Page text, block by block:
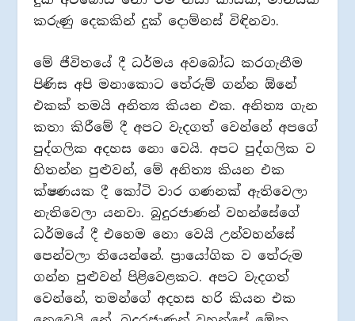
කරුණු දෙකකින් දුක් දොම්නස් විඳිනවා.
මේ ජීවිතයේ දී ධර්මය අවබෝධ කරගැනීම
පිණිස අපි මනාකොට තේරුම් ගන්න ඕනේ
එකක් තමයි අනිත්‍ය කියන එක. අනිත්‍ය ගැන
කතා කිරීමේ දී අපට වැදගත් වෙන්නේ අපගේ
පුද්ගලික අදහස නො වෙයි. අපට පුද්ගලික ව
හිතන්න පුළුවන්, මේ අනිත්‍ය කියන එක
ක්ෂණයක දී කෝටි වාර ගණනක් ඇතිවෙලා
නැතිවෙලා යනවා. බුදුරජාණන් වහන්සේගේ
ධර්මයේ දී එහෙම නො වෙයි උන්වහන්සේ
පෙන්වලා තියෙන්නේ. ප‍්‍රායෝගික ව තේරුම
ගන්න පුළුවන් පිළිවෙළකට. අපට වැදගත්
වෙන්නේ, තමන්ගේ අදහස හරි කියන එක